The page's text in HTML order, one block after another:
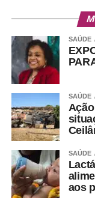
SAÚDE
SAÚDE
SAÚDE
aos